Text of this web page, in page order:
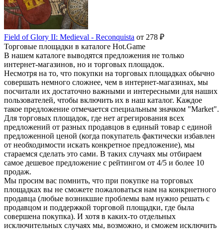
Field of Glory II: Medieval - Reconquista от 278 ₽
Торговые площадки в каталоге Hot.Game
В нашем каталоге выводятся предложения не только
интернет-магазинов, но и торговых площадок.
Несмотря на то, что покупки на торговых площадках обычно
совершать немного сложнее, чем в интернет-магазинах, мы
посчитали их достаточно важными и интересными для наших
пользователей, чтобы включить их в наш каталог. Каждое
такое предложение отмечается специальным значком "Market".
Для торговых площадок, где нет агрегирования всех
предложений от разных продавцов в единый товар с единой
предложенной ценой (когда покупатель фактически избавлен
от необходимости искать конкретное предложение), мы
стараемся сделать это сами. В таких случаях мы отбираем
самое дешевое предложение с рейтингом от 4/5 и более 10
продаж.
Мы просим вас помнить, что при покупке на торговых
площадках вы не сможете пожаловаться нам на конкрнетного
продавца (любые возникшие проблемы вам нужно решать с
продавцом и поддержкой торговой площадки, где была
совершена покупка). И хотя в каких-то отдельных
исключительных случаях мы, возможно, и сможем исключить